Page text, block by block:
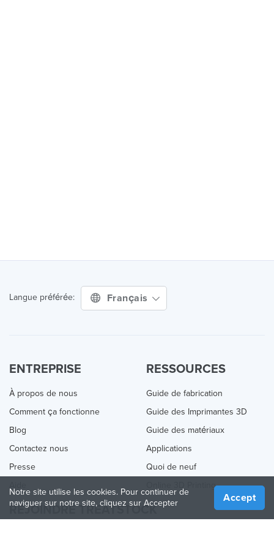
Langue préférée: Français
ENTREPRISE
À propos de nous
Comment ça fonctionne
Blog
Contactez nous
Presse
RESSOURCES
Guide de fabrication
Guide des Imprimantes 3D
Guide des matériaux
Applications
Quoi de neuf
Online 3D Printing
REJOINDRE TREATSTOCK
Notre site utilise les cookies. Pour continuer de
naviguer sur notre site, cliquez sur Accepter
Accept